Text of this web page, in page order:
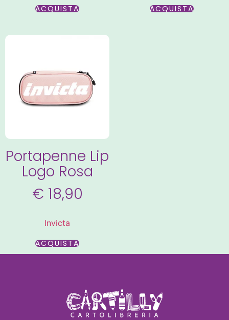
ACQUISTA
ACQUISTA
Portapenne Lip
Logo Rosa
€ 18,90
Invicta
ACQUISTA